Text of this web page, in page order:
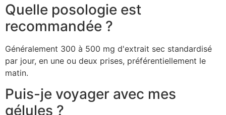
Quelle posologie est
recommandée ?
Généralement 300 à 500 mg d'extrait sec standardisé
par jour, en une ou deux prises, préférentiellement le
matin.
Puis-je voyager avec mes
gélules ?